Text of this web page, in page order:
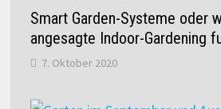
Smart Garden-Systeme oder
angesagte Indoor-Gardening
7. Oktober 2020